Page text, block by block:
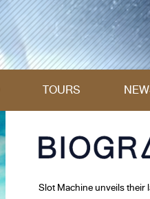
TOURS
Slot Machine unveils their